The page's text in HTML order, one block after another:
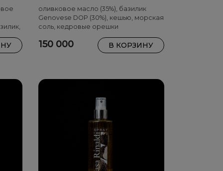
оливковом масле
оливковое масло (35%), базилик
Genovese DOP (30%), кешью, морская
соль, кедровые орешки
150 000 В КОРЗИНУ